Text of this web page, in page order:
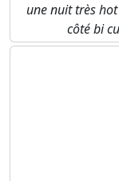
une nuit très
côté bi